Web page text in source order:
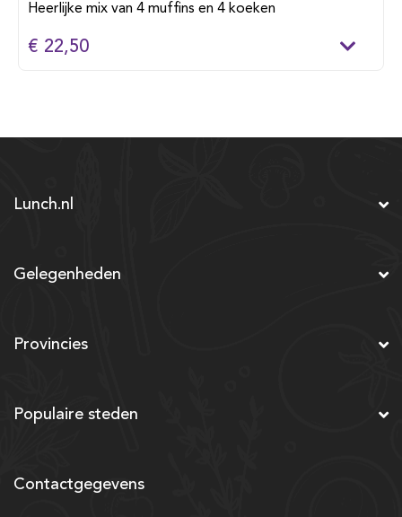
Heerlijke mix van 4 muffins en 4 koeken
€ 22,50
Lunch.nl
Gelegenheden
Provincies
Populaire steden
Contactgegevens